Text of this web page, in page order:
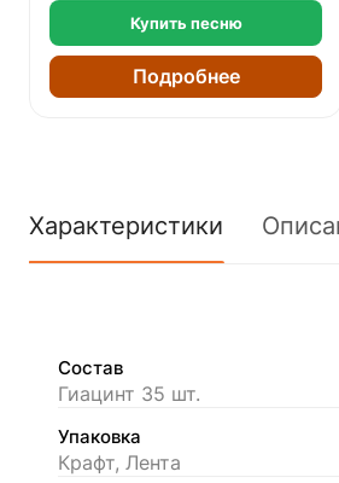
Купить песню
Подробнее
Характеристики
Состав
Гиацинт 35 шт.
Упаковка
Крафт, Лента